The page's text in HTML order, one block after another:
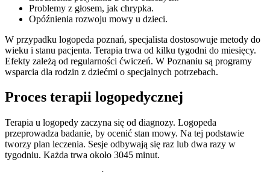
Problemy z głosem, jak chrypka.
Opóźnienia rozwoju mowy u dzieci.
W przypadku logopeda poznań, specjalista dostosowuje metody do
wieku i stanu pacjenta. Terapia trwa od kilku tygodni do miesięcy.
Efekty zależą od regularności ćwiczeń. W Poznaniu są programy
wsparcia dla rodzin z dziećmi o specjalnych potrzebach.
Proces terapii logopedycznej
Terapia u logopedy zaczyna się od diagnozy. Logopeda
przeprowadza badanie, by ocenić stan mowy. Na tej podstawie
tworzy plan leczenia. Sesje odbywają się raz lub dwa razy w
tygodniu. Każda trwa około 3045 minut.